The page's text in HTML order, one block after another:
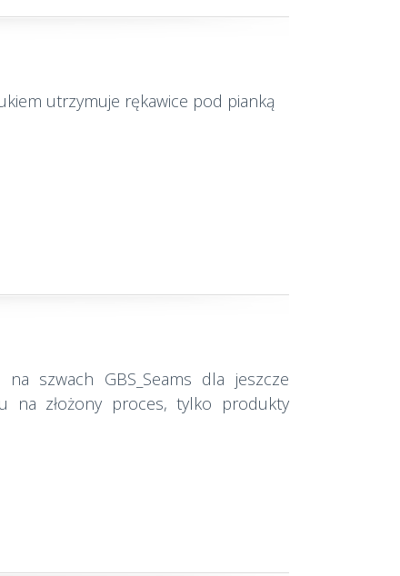
utrzymuje rękawice pod pianką
szwach GBS_Seams dla jeszcze
na złożony proces, tylko produkty